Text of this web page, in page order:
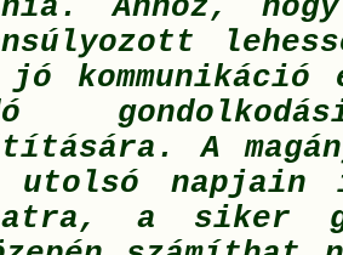
Ahhoz,
A
napjain
a siker